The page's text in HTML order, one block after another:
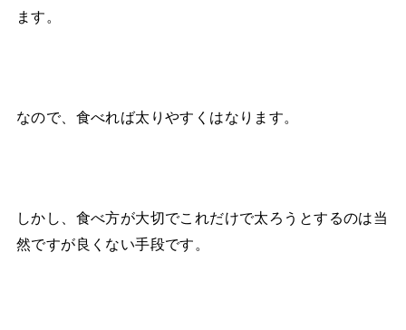
ます。
なので、食べれば太りやすくはなります。
しかし、食べ方が大切でこれだけで太ろうとするのは当
然ですが良くない手段です。